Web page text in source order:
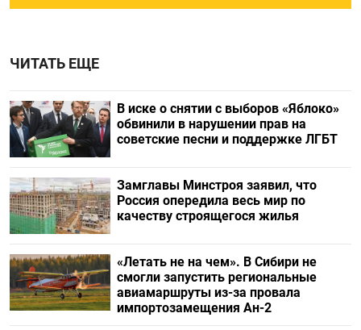
ЧИТАТЬ ЕЩЕ
В иске о снятии с выборов «Яблоко»
обвинили в нарушении прав на
советские песни и поддержке ЛГБТ
Замглавы Минстроя заявил, что
Россия опередила весь мир по
качеству строящегося жилья
«Летать не на чем». В Сибири не
смогли запустить региональные
авиамаршруты из-за провала
импортозамещения Ан-2